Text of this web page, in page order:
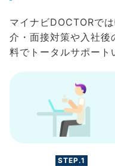
マイナビDOCTORで
介・面接対策や入社後
料でトータルサポート
STEP.1